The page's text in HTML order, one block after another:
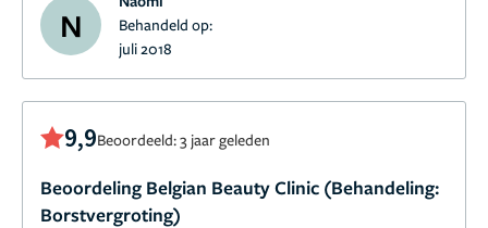
N
Behandeld op:
juli 2018
9,9Beoordeeld: 3 jaar geleden
Beoordeling Belgian Beauty Clinic (Behandeling:
Borstvergroting)